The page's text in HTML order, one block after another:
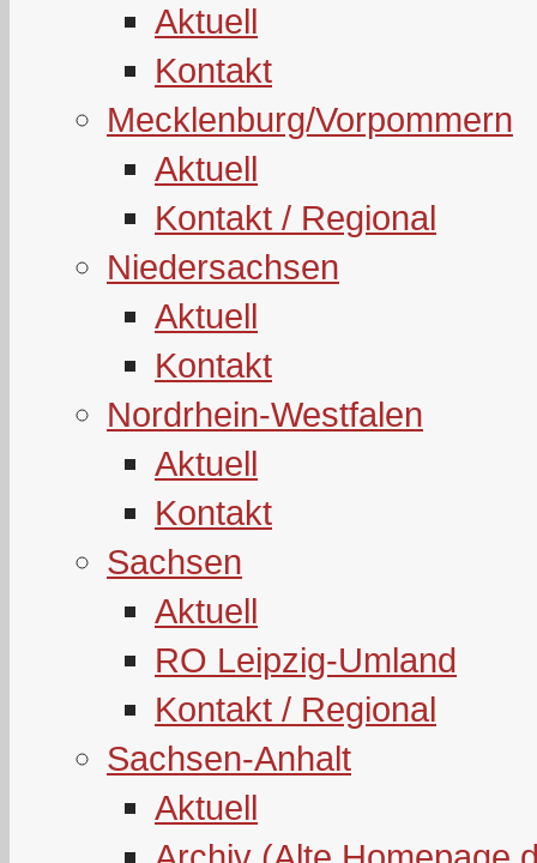
Aktuell
Kontakt
Mecklenburg/Vorpommern
Aktuell
Kontakt / Regional
Niedersachsen
Aktuell
Kontakt
Nordrhein-Westfalen
Aktuell
Kontakt
Sachsen
Aktuell
RO Leipzig-Umland
Kontakt / Regional
Sachsen-Anhalt
Aktuell